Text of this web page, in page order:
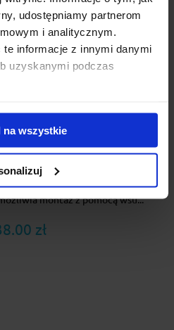
udostępniamy partnerom
i analitycznym.
te informacje z innymi danymi
uzyskanymi podczas
na wszystkie
+ Kity Cruz 934-305
bazowy. Belka z rowkiem
montaż z pomocą wsu...
zł